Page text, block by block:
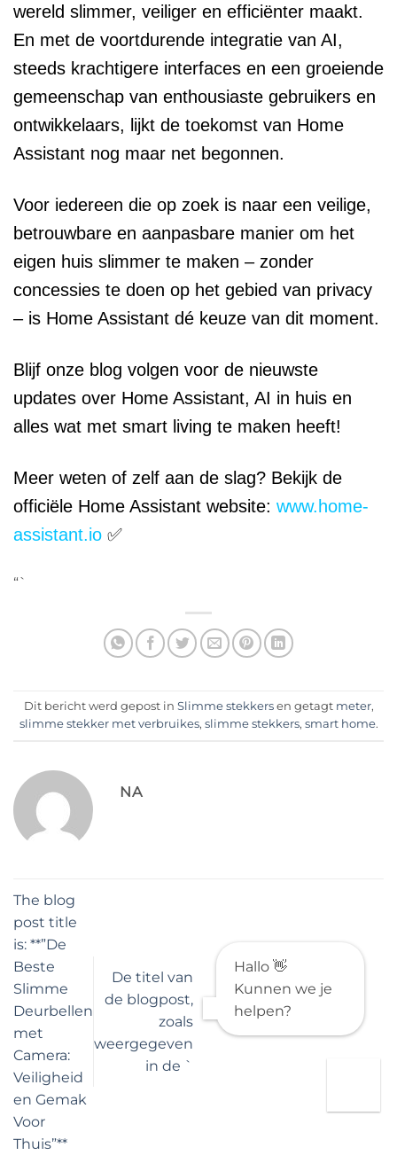
wereld slimmer, veiliger en efficiënter maakt.
En met de voortdurende integratie van AI,
steeds krachtigere interfaces en een groeiende
gemeenschap van enthousiaste gebruikers en
ontwikkelaars, lijkt de toekomst van Home
Assistant nog maar net begonnen.
Voor iedereen die op zoek is naar een veilige,
betrouwbare en aanpasbare manier om het
eigen huis slimmer te maken – zonder
concessies te doen op het gebied van privacy
– is Home Assistant dé keuze van dit moment.
Blijf onze blog volgen voor de nieuwste
updates over Home Assistant, AI in huis en
alles wat met smart living te maken heeft!
Meer weten of zelf aan de slag? Bekijk de
officiële Home Assistant website: www.home-
assistant.io ✅
“`
Dit bericht werd gepost in Slimme stekkersen getagt meter,
slimme stekker met verbruikes, slimme stekkers, smart home.
NA
The blog
post title
is: **”De
Beste
Slimme
Deurbellen
met
Camera:
Veiligheid
en Gemak
Voor
Thuis”**
De titel van
de blogpost,
zoals
weergegeven
in de `
Hallo 👋
Kunnen we je
helpen?